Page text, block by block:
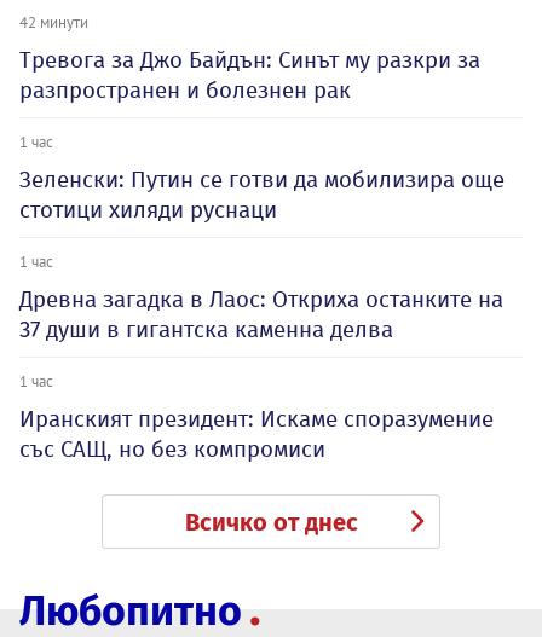
42 минути
Тревога за Джо Байдън: Синът му разкри за
разпространен и болезнен рак
1 час
Зеленски: Путин се готви да мобилизира още
стотици хиляди руснаци
1 час
Древна загадка в Лаос: Откриха останките на
37 души в гигантска каменна делва
1 час
Иранският президент: Искаме споразумение
със САЩ, но без компромиси
Всичко от днес
Любопитно